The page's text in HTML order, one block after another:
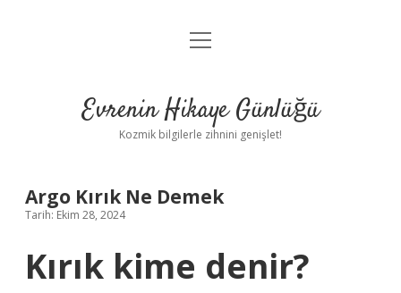
Anasayfa
Yasal Uyarı
menüyü
Evrenin Hikaye Günlüğü
Kozmik bilgilerle zihnini genişlet!
Argo Kırık Ne Demek
Tarih: Ekim 28, 2024
Kırık kime denir?